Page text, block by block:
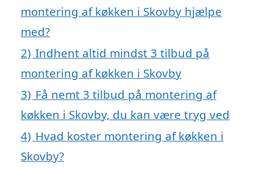
montering af køkken i Skovby hjælpe
med?
2) Indhent altid mindst 3 tilbud på
montering af køkken i Skovby
3) Få nemt 3 tilbud på montering af
køkken i Skovby, du kan være tryg ved
4) Hvad koster montering af køkken i
Skovby?